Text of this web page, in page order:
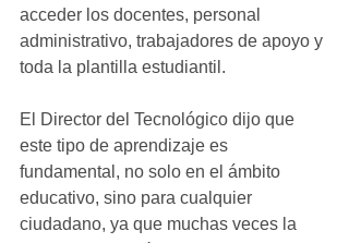
acceder los docentes, personal
administrativo, trabajadores de apoyo y
toda la plantilla estudiantil.
El Director del Tecnológico dijo que
este tipo de aprendizaje es
fundamental, no solo en el ámbito
educativo, sino para cualquier
ciudadano, ya que muchas veces la